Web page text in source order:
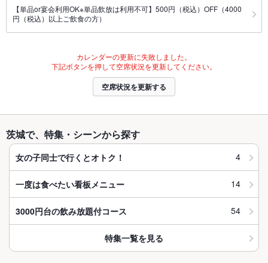
【単品or宴会利用OK※単品飲放は利用不可】500円（税込）OFF（4000
円（税込）以上ご飲食の方）
カレンダーの更新に失敗しました。
下記ボタンを押して空席状況を更新してください。
空席状況を更新する
茨城で、特集・シーンから探す
女の子同士で行くとオトク！ 4
一度は食べたい看板メニュー 14
3000円台の飲み放題付コース 54
特集一覧を見る